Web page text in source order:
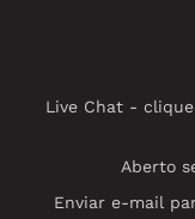
Live Chat -
Aberto
Enviar e-mail